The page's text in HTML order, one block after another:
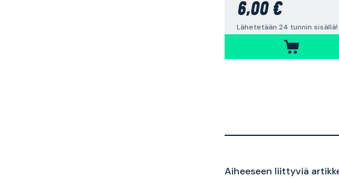
6,00 €
Lähetetään 24 tunnin sisällä!
Aiheeseen liittyviä